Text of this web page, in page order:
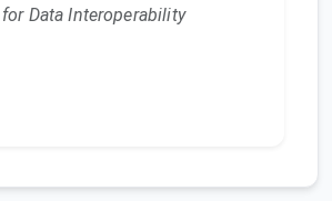
Data Interoperability